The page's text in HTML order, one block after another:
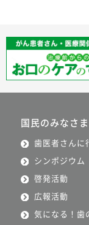
国民のみなさま
歯医者さんに
シンポジウム
啓発活動
広報活動
気になる！歯